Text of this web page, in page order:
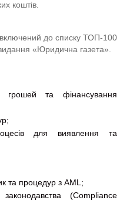
коштів.
включений до списку ТОП-100
«Юридична газета».
грошей та фінансування
для виявлення та
та процедур з AML;
(Compliance